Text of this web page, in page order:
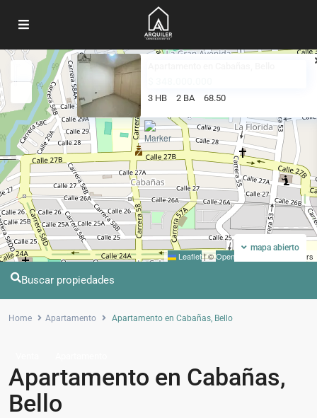
3 HB 2 BA 68.50
Leaflet|©OpenStreetMap contributors
mapa abierto
Buscar propiedades
Home Apartamento Apartamento en Cabañas, Bello
Apartamento en Cabañas,
Bello